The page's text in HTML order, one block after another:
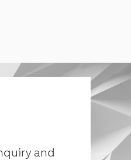
and